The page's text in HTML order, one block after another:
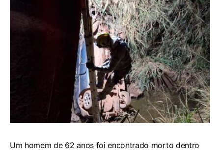
Um homem de 62 anos foi encontrado morto dentro